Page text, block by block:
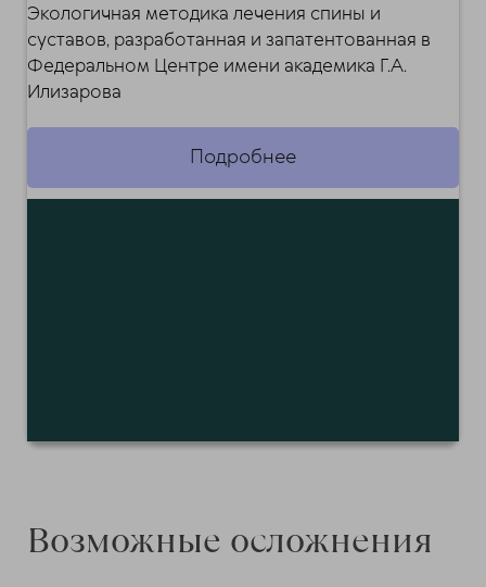
Экологичная методика лечения спины и
суставов, разработанная и запатентованная в
Федеральном Центре имени академика Г.А.
Илизарова
Подробнее
Возможные осложнения